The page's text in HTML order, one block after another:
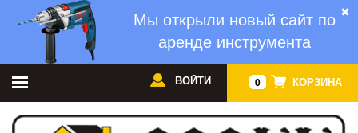
✖
Мы открыли новый сайт по
аренде инструмента
0 КОРЗИНА
ВОЙТИ